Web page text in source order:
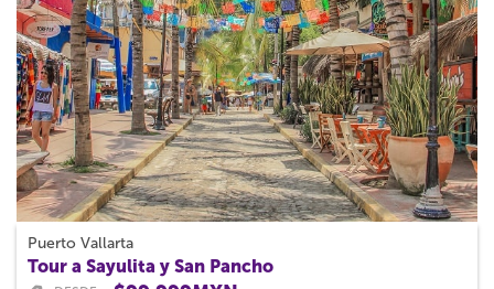
Puerto Vallarta
Tour a Sayulita y San Pancho